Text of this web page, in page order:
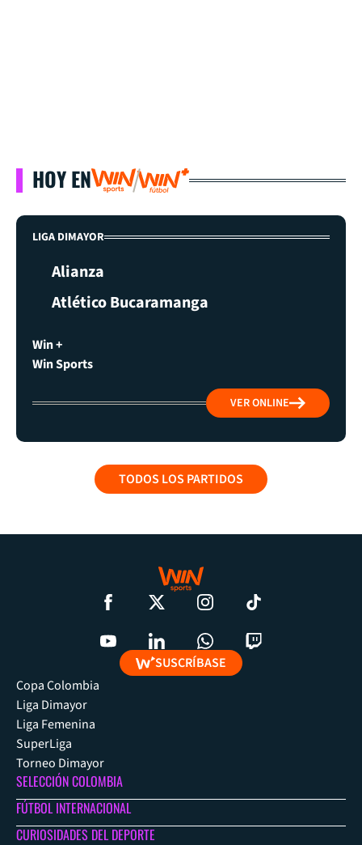
HOY EN
LIGA DIMAYOR
Alianza
Atlético Bucaramanga
Win +
Win Sports
VER ONLINE
TODOS LOS PARTIDOS
SUSCRÍBASE
Copa Colombia
Liga Dimayor
Liga Femenina
SuperLiga
Torneo Dimayor
SELECCIÓN COLOMBIA
FÚTBOL INTERNACIONAL
CURIOSIDADES DEL DEPORTE